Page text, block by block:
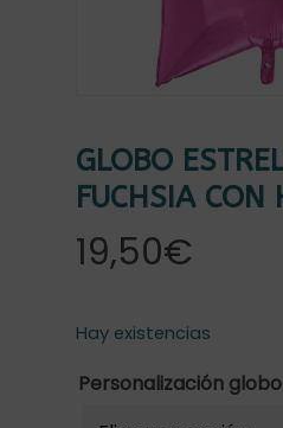
GLOBO
FUCHSIA CON
19,50€
Hay existencias
Personalización